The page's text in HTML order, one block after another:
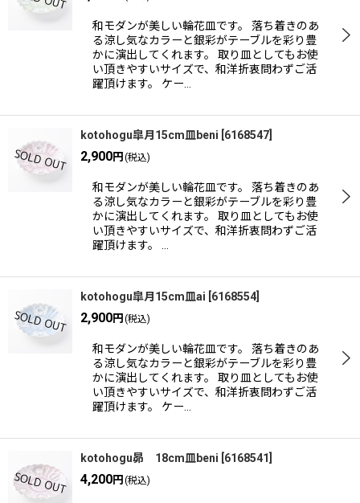
和モダンが美しい輪花皿です。 落ち着きのあ
る涼し気なカラーと銀彩がテーブルを彩り豊
かに演出してくれます。 取り皿としてもお使
い頂きやすいサイズで、和洋折衷問わずご活
躍頂けます。 ケー…
kotohogu皐月15cm皿beni 6168547
2,900円 (税込)
和モダンが美しい輪花皿です。 落ち着きのあ
る涼し気なカラーと銀彩がテーブルを彩り豊
かに演出してくれます。 取り皿としてもお使
い頂きやすいサイズで、和洋折衷問わずご活
躍頂けます。 …
kotohogu皐月15cm皿ai 6168554
2,900円 (税込)
和モダンが美しい輪花皿です。 落ち着きのあ
る涼し気なカラーと銀彩がテーブルを彩り豊
かに演出してくれます。 取り皿としてもお使
い頂きやすいサイズで、和洋折衷問わずご活
躍頂けます。 ケー…
kotohogu昴 18cm皿beni 6168541
4,200円 (税込)